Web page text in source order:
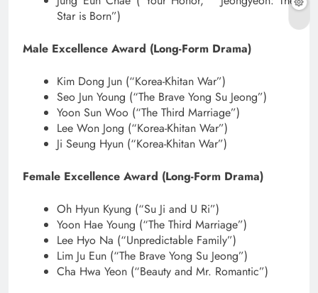
Star is Born”)
Male Excellence Award (Long-Form Drama)
Kim Dong Jun (“Korea-Khitan War”)
Seo Jun Young (“The Brave Yong Su Jeong”)
Yoon Sun Woo (“The Third Marriage”)
Lee Won Jong (“Korea-Khitan War”)
Ji Seung Hyun (“Korea-Khitan War”)
Female Excellence Award (Long-Form Drama)
Oh Hyun Kyung (“Su Ji and U Ri”)
Yoon Hae Young (“The Third Marriage”)
Lee Hyo Na (“Unpredictable Family”)
Lim Ju Eun (“The Brave Yong Su Jeong”)
Cha Hwa Yeon (“Beauty and Mr. Romantic”)